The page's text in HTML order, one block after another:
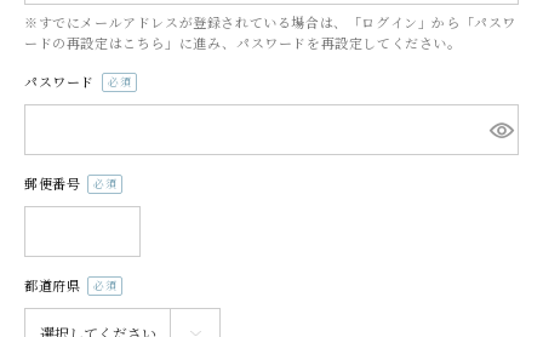
※すでにメールアドレスが登録されている場合は、「ログイン」から「パスワ
ードの再設定はこちら」に進み、パスワードを再設定してください。
パスワード
(必
郵便番号
(必
都道府県
(必
須)